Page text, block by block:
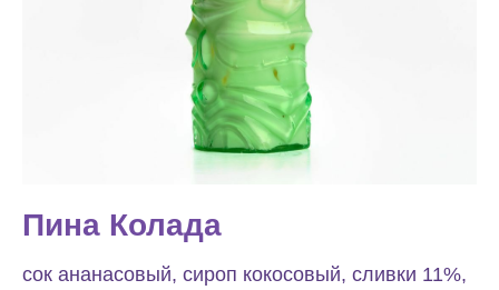
Пина Колада
сок ананасовый, сироп кокосовый, сливки 11%,